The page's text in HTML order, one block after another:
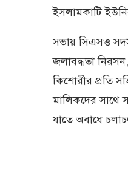
ইসলামকাটি
সভায় সিএসও
জলাবদ্ধতা নিরসন,
কিশোরীর প্রতি
মালিকদের সাথে
যাতে অবাধে